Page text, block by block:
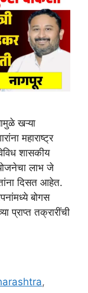
खऱ्या
महाराष्ट्र
शासकीय
लाभ जे
दिसत आहेत.
बोगस
प्राप्त तक्रारींची
,